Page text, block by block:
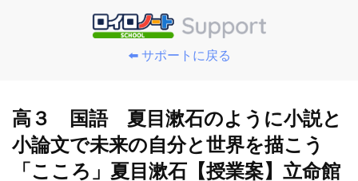
⬅️ サポートに戻る
高３ 国語 夏目漱石のように小説と
小論文で未来の自分と世界を描こう
「こころ」夏目漱石【授業案】立命館